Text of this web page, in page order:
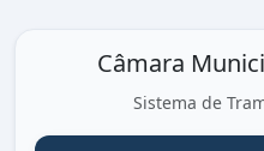
Câmara
Sistema de